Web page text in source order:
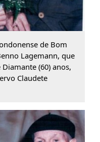
de Bom
Lagemann, que
(60) anos,
Claudete